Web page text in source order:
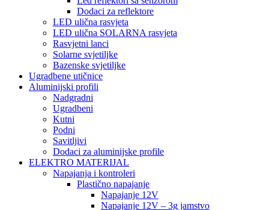
Dodaci za reflektore
LED ulična rasvjeta
LED ulična SOLARNA rasvjeta
Rasvjetni lanci
Solarne svjetiljke
Bazenske svjetiljke
Ugradbene utičnice
Aluminijski profili
Nadgradni
Ugradbeni
Kutni
Podni
Savitljivi
Dodaci za aluminijske profile
ELEKTRO MATERIJAL
Napajanja i kontroleri
Plastično napajanje
Napajanje 12V
Napajanje 12V – 3g jamstvo